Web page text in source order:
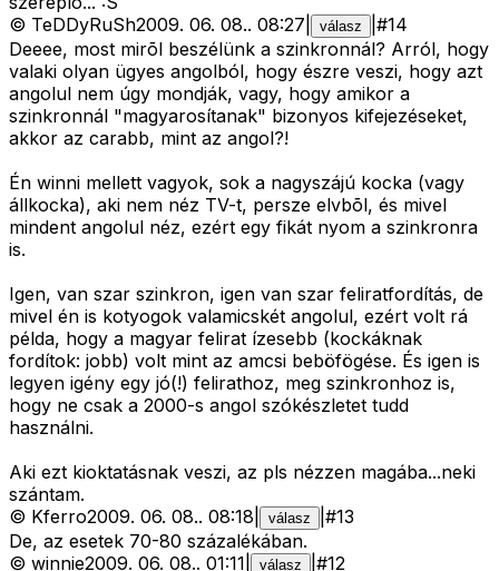
© TeDDyRuSh2009. 06. 08.. 08:27 válasz #14
Deeee, most mirõl beszélünk a szinkronnál? Arról, hogy
valaki olyan ügyes angolból, hogy észre veszi, hogy azt
angolul nem úgy mondják, vagy, hogy amikor a
szinkronnál "magyarosítanak" bizonyos kifejezéseket,
akkor az carabb, mint az angol?!
Én winni mellett vagyok, sok a nagyszájú kocka (vagy
állkocka), aki nem néz TV-t, persze elvbõl, és mivel
mindent angolul néz, ezért egy fikát nyom a szinkronra
is.
Igen, van szar szinkron, igen van szar feliratfordítás, de
mivel én is kotyogok valamicskét angolul, ezért volt rá
példa, hogy a magyar felirat ízesebb (kockáknak
fordítok: jobb) volt mint az amcsi beböfögése. És igen is
legyen igény egy jó(!) felirathoz, meg szinkronhoz is,
hogy ne csak a 2000-s angol szókészletet tudd
használni.
Aki ezt kioktatásnak veszi, az pls nézzen magába...neki
szántam.
© Kferro2009. 06. 08.. 08:18 válasz #13
De, az esetek 70-80 százalékában.
© winnie2009. 06. 08.. 01:11 válasz #12